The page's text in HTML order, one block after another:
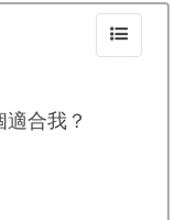
合我？